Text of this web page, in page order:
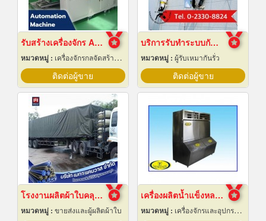
รับสร้างเครื่องจักร Automation ปทุมธานี
หมวดหมู่ : เครื่องจักรกลจัดสร้างตามสั่ง
ติดต่อผู้ขาย
บริการรับทำระบบกันซึม
หมวดหมู่ : ผู้รับเหมากันรั่ว
ติดต่อผู้ขาย
โรงงานผลิตผ้าใบคลุมรถบรรทุก
หมวดหมู่ : ขายส่งและผู้ผลิตผ้าใบ
เครื่องผลิตน้ำแข็งหลอด เชียงใหม่
หมวดหมู่ : เครื่องจักรและอุปกรณ์ผลิตน้ำแข็ง